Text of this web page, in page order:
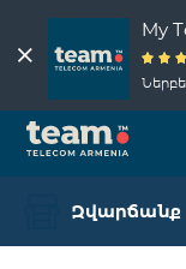
My
Զվարճանք